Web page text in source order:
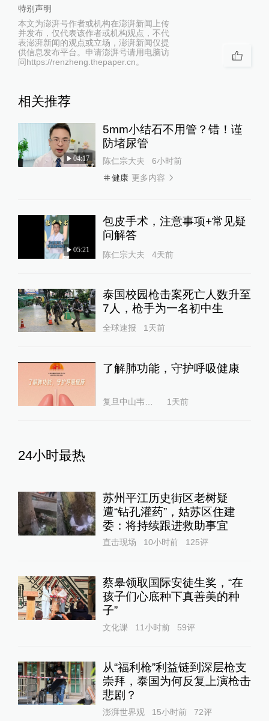
特别声明
本文为澎湃号作者或机构在澎湃新闻上传
并发布，仅代表该作者或机构观点，不代
表澎湃新闻的观点或立场，澎湃新闻仅提
供信息发布平台。申请澎湃号请用电脑访
问https://renzheng.thepaper.cn。
相关推荐
04:17
5mm小结石不用管？错！谨
防堵尿管
陈仁宗大夫
6小时前
健康 更多内容
05:21
包皮手术，注意事项+常见疑
问解答
陈仁宗大夫 4天前
泰国校园枪击案死亡人数升至
7人，枪手为一名初中生
全球速报 1天前
了解肺功能，守护呼吸健康
复旦中山韦素兰 1天前
24小时最热
苏州平江历史街区老树疑
遭“钻孔灌药”，姑苏区住建
委：将持续跟进救助事宜
直击现场 10小时前 125评
蔡皋领取国际安徒生奖，“在
孩子们心底种下真善美的种
子”
文化课 11小时前 59评
从“福利枪”利益链到深层枪支
崇拜，泰国为何反复上演枪击
悲剧？
澎湃世界观 15小时前 72评